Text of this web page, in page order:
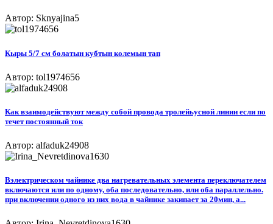
Автор: Sknyajina5
Кыры 5/7 см болатын кубтын колемын тап
Автор: tol1974656
Как взаимодействуют между собой провода тролейьусной линии если по
течет постоянный ток
Автор: alfaduk24908
Вэлектрическом чайнике два нагревательных элемента переключателем
включаются или по одному, оба последовательно, или оба параллельно.
при включении одного из них вода в чайнике закипает за 20мин, а...